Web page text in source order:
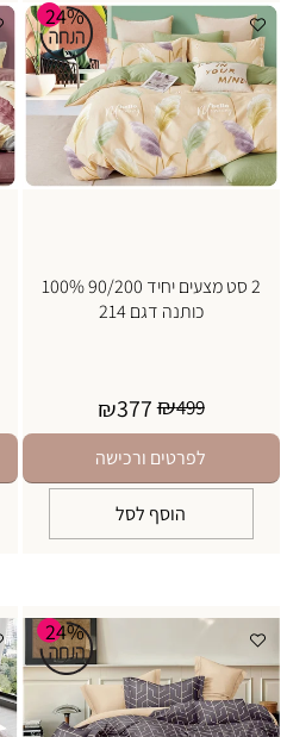
24%
2 סט מצעים יחיד 90/200 100%
כותנה דגם 214
₪499
₪377
לפרטים ורכישה
הוסף לסל
24%